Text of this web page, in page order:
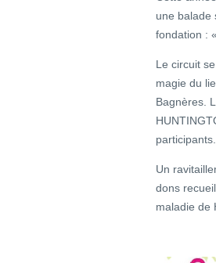
une balade
fondation :
Le circuit
magie du
Bagnères.
participants.
Un
dons
maladie de